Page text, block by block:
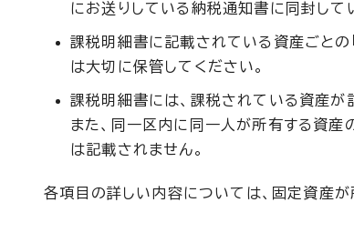
にお送りしている納税通知書に同封して
課税明細書に記載されている資産ごとの
は大切に保管してください。
課税明細書には、課税されている資産が
また、同一区内に同一人が所有する資
は記載されません。
各項目の詳しい内容については、固定資産